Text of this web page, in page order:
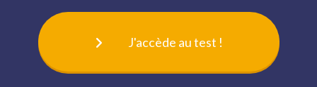
J'accède au test !